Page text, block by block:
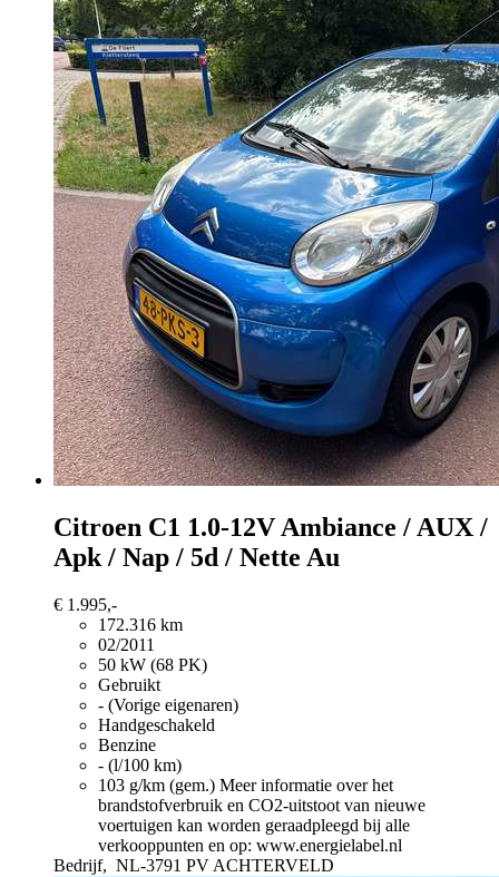
Citroen C1 1.0-12V Ambiance / AUX /
Apk / Nap / 5d / Nette Au
€ 1.995,-
172.316 km
02/2011
50 kW (68 PK)
Gebruikt
- (Vorige eigenaren)
Handgeschakeld
Benzine
- (l/100 km)
103 g/km (gem.) Meer informatie over het
brandstofverbruik en CO2-uitstoot van nieuwe
voertuigen kan worden geraadpleegd bij alle
verkooppunten en op: www.energielabel.nl
Bedrijf, NL-3791 PV ACHTERVELD